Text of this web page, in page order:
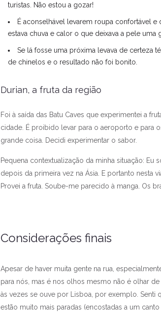
turistas. Não estou a gozar!
É aconselhável levarem roupa confortável
estava chuva e calor o que deixava a pele uma
Se lá fosse uma próxima levava de certeza
de chinelos e o resultado não foi bonito.
Durian, a fruta da região
Foi à saída das Batu Caves que experimentei a
cidade. É proibido levar para o aeroporto e para
grande coisa. Decidi experimentar o sabor.
Pequena contextualização da minha situação:
depois da primeira vez na Ásia. E portanto nesta
Provei a fruta. Soube-me parecido à manga. Os
Considerações finais
Apesar de haver muita gente na rua,
para nós, mas é nos olhos mesmo não é olhar
às vezes se ouve por Lisboa, por exemplo. Senti
estão muito mais paradas (encostadas a um